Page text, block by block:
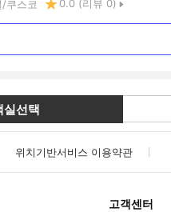
쿠스코 0.0 (리뷰 0)
실선택
위치기반서비스 이용약관
고객센터